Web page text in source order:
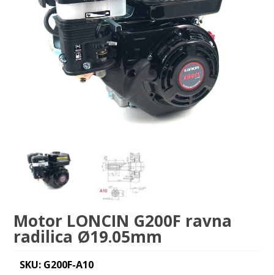
Motor LONCIN G200F ravna
radilica Ø19.05mm
SKU: G200F-A10